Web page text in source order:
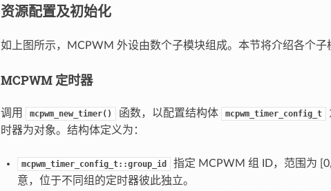
资源配置及初始化
如上图所示，MCPWM 外设由数个子模块组成。本节将介绍各个子
MCPWM 定时器
调用 mcpwm_new_timer() 函数，以配置结构体 mcpwm_timer_config_t
时器为对象。结构体定义为：
mcpwm_timer_config_t::group_id 指定 MCPWM 组 ID，范围为 [0,
意，位于不同组的定时器彼此独立。